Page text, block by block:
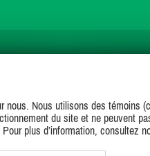
SUIVEZ-NOUS
nous. Nous utilisons des témoins
du site et ne peuvent
plus d’information, consultez